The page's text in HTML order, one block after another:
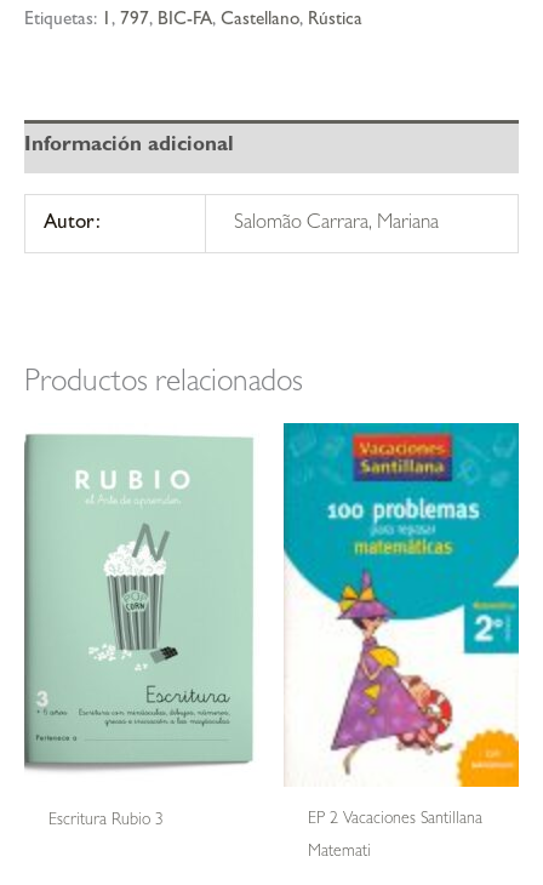
las
cantidad
Etiquetas: 1 , 797, BIC-FA, Castellano, Rústica
Información adicional
Autor: Salomão Carrara, Mariana
Productos relacionados
Escritura Rubio 3
EP 2 Vacaciones Santillana
Matemati